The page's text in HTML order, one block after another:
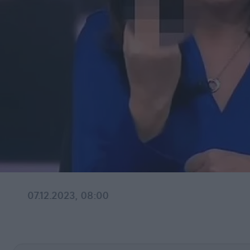
07.12.2023, 08:00